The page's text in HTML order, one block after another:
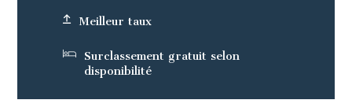
Meilleur taux
Surclassement gratuit selon
disponibilité